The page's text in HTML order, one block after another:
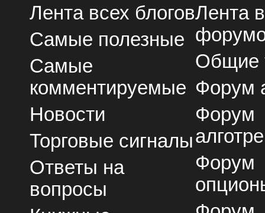
Лента всех блогов
Самые полезные
Самые
комментируемые
Новости
Торговые сигналы
Ответы на
вопросы
Лента
Общие
Форум
Форум
Форум